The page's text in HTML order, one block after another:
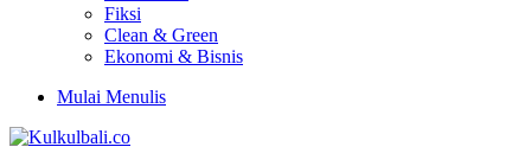
Fiksi
Clean & Green
Ekonomi & Bisnis
Mulai Menulis